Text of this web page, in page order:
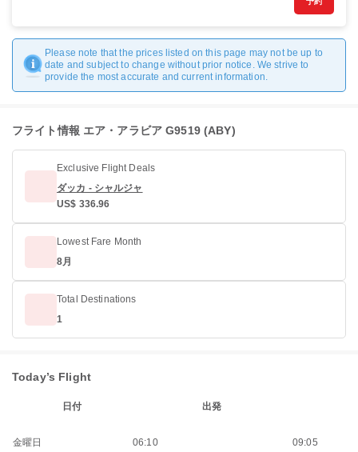
Please note that the prices listed on this page may not be up to
date and subject to change without prior notice. We strive to
provide the most accurate and current information.
フライト情報 エア・アラビア G9519 (ABY)
Exclusive Flight Deals
ダッカ - シャルジャ
US$ 336.96
Lowest Fare Month
8月
Total Destinations
1
Today’s Flight
日付 出発
金曜日
06:10
09:05